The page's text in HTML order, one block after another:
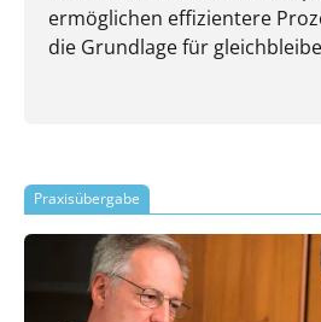
ermöglichen effizientere
die Grundlage für
Zahnersatzlösungen. Von
Teleskopversorgungen mit
zuverlässigem Partner
kommuniziert, mittels CAD/
nach internationalen
schnell sowie
Praxisübergabe